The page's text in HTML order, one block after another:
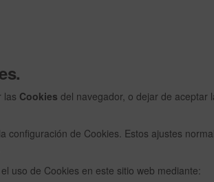
las Cookies del navegador, o dejar de aceptar
configuración de Cookies. Estos ajustes
uso de Cookies en este sitio web mediante: